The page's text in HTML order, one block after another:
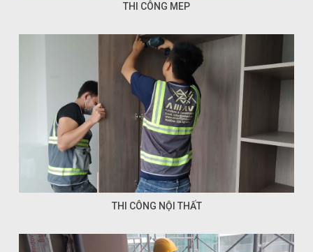
THI CÔNG MEP
THI CÔNG NỘI THẤT